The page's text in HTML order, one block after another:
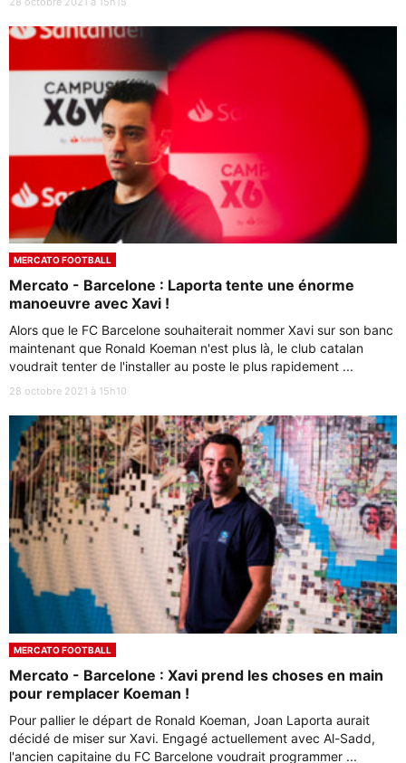
MERCATO FOOTBALL
Mercato - Barcelone : Laporta tente une énorme
manoeuvre avec Xavi !
Alors que le FC Barcelone souhaiterait nommer Xavi sur son banc
maintenant que Ronald Koeman n'est plus là, le club catalan
voudrait tenter de l'installer au poste le plus rapidement ...
28 octobre 2021 à 15h10
MERCATO FOOTBALL
Mercato - Barcelone : Xavi prend les choses en main
pour remplacer Koeman !
Pour pallier le départ de Ronald Koeman, Joan Laporta aurait
décidé de miser sur Xavi. Engagé actuellement avec Al-Sadd,
l'ancien capitaine du FC Barcelone voudrait programmer ...